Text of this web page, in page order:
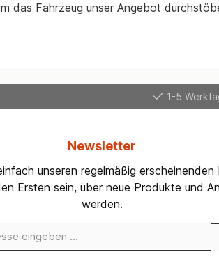
das Fahrzeug unser Angebot
1-5
Newsletter
unseren regelmäßig
Ersten sein, über neue Produkte und
werden.